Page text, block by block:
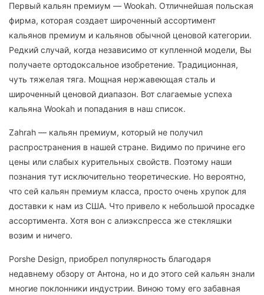
Первый кальян премиум — Wookah. Отличнейшая польская
фирма, которая создает широченный ассортимент
кальянов премиум и кальянов обычной ценовой категории.
Редкий случай, когда независимо от купленной модели, Вы
получаете ортодоксальное изобретение. Традиционная,
чуть тяжелая тяга. Мощная нержавеющая сталь и
широченный ценовой диапазон. Вот слагаемые успеха
кальяна Wookah и попадания в наш список.
Zahrah — кальян премиум, который не получил
распространения в нашей стране. Видимо по причине его
цены или слабых курительных свойств. Поэтому наши
познания тут исключительно теоретические. Но вероятно,
что сей кальян премиум класса, просто очень хрупок для
доставки к нам из США. Что привело к небольшой просадке
ассортимента. Хотя вон с алиэкспресса же стекляшки
возим и ничего.
Porshe Design, приобрел популярность благодаря
недавнему обзору от Антона, но и до этого сей кальян знали
многие поклонники индустрии. Виною тому его забавная